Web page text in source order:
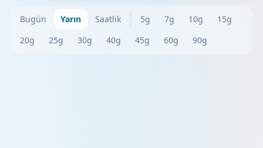
Bugün Yarın Saatlik 5g 7g 10g
15g
20g
25g 30g 40g 45g 60g 90g